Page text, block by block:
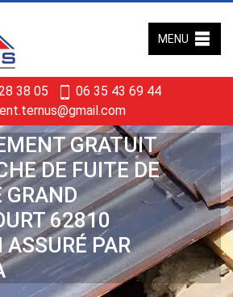
38 05
06 35 43 69 44
ent.ternus@gmail.com
MENU
GRATUIT
DE FUITE DE
GRAND
62810
PAR